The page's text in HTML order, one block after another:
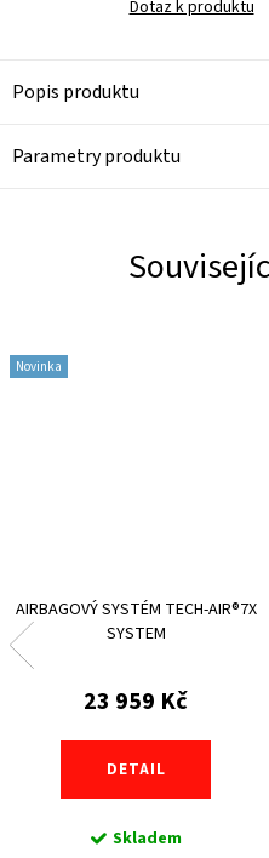
Dotaz k produktu
Popis produktu
Parametry produktu
Novinka
AIRBAGOVÝ SYSTÉM TECH-AIR®7X
SYSTEM
23 959 Kč
DETAIL
Skladem